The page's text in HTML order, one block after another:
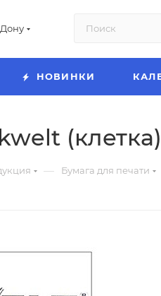
НОВИНКИ
— Бумага для печати